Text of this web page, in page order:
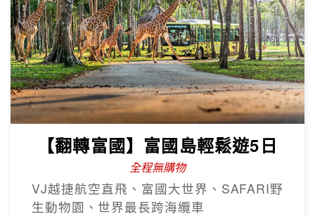
【翻轉富國】富國島輕鬆遊5日
全程無購物
VJ越捷航空直飛、富國大世界、SAFARI野
生動物園、世界最長跨海纜車